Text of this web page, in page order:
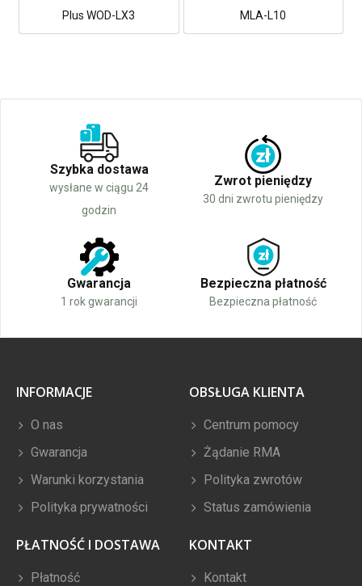
Plus WOD-LX3
MLA-L10
Szybka dostawa
wysłane w ciągu 24
godzin
Zwrot pieniędzy
30 dni zwrotu pieniędzy
Gwarancja
1 rok gwarancji
Bezpieczna płatność
Bezpieczna płatność
INFORMACJE
O nas
Gwarancja
Warunki korzystania
Polityka prywatności
OBSŁUGA KLIENTA
Centrum pomocy
Żądanie RMA
Polityka zwrotów
Status zamówienia
PŁATNOŚĆ I DOSTAWA
Płatność
KONTAKT
Kontakt